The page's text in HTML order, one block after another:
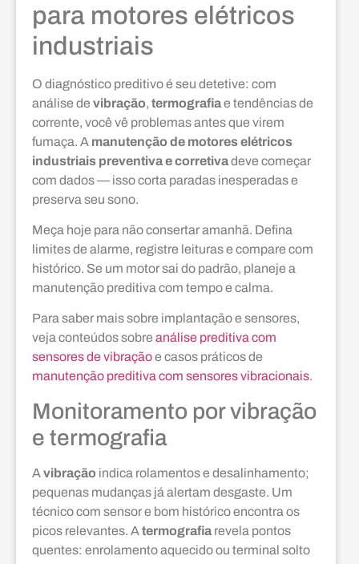
para motores elétricos
industriais
O diagnóstico preditivo é seu detetive: com
análise de vibração, termografiae tendências de
corrente, você vê problemas antes que virem
fumaça. A manutenção de motores elétricos
industriais preventiva e corretivadeve começar
com dados — isso corta paradas inesperadas e
preserva seu sono.
Meça hoje para não consertar amanhã. Defina
limites de alarme, registre leituras e compare com
histórico. Se um motor sai do padrão, planeje a
manutenção preditiva com tempo e calma.
Para saber mais sobre implantação e sensores,
veja conteúdos sobre análise preditiva com
sensores de vibraçãoe casos práticos de
manutenção preditiva com sensores vibracionais.
Monitoramento por vibração
e termografia
Avibração indica rolamentos e desalinhamento;
pequenas mudanças já alertam desgaste. Um
técnico com sensor e bom histórico encontra os
picos relevantes. Atermografia revela pontos
quentes: enrolamento aquecido ou terminal solto